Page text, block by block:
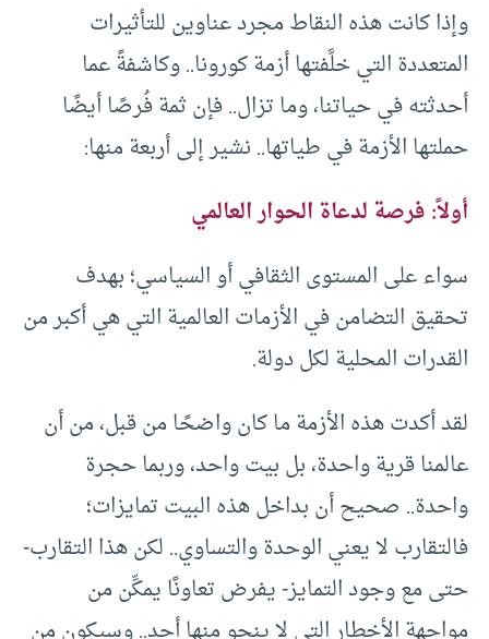
وإذا كانت هذه النقاط مجرد عناوين للتأثيرات
المتعددة التي خلَّفتها أزمة كورونا.. وكاشفةً عما
أحدثته في حياتنا، وما تزال.. فإن ثمة فُرصًا أيضًا
حملتها الأزمة في طياتها.. نشير إلى أربعة منها:
أولاً: فرصة لدعاة الحوار العالمي
سواء على المستوى الثقافي أو السياسي؛ بهدف
تحقيق التضامن في الأزمات العالمية التي هي أكبر من
القدرات المحلية لكل دولة.
لقد أكدت هذه الأزمة ما كان واضحًا من قبل، من أن
عالمنا قرية واحدة، بل بيت واحد، وربما حجرة
واحدة.. صحيح أن بداخل هذه البيت تمايزات؛
فالتقارب لا يعني الوحدة والتساوي.. لكن هذا التقارب-
حتى مع وجود التمايز- يفرض تعاونًا يمكِّن من